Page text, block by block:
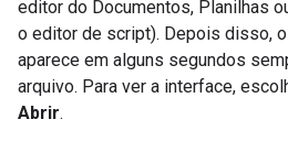
editor do Documentos, Planilhas
o editor de script). Depois disso,
aparece em alguns segundos
arquivo. Para ver a interface,
Abrir.